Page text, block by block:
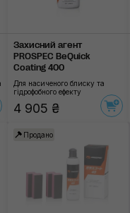
Захисний агент
PROSPEC BeQuick
Coating 400
Для насиченого блиску та
гідрофобного ефекту
4 905 ₴
Продано